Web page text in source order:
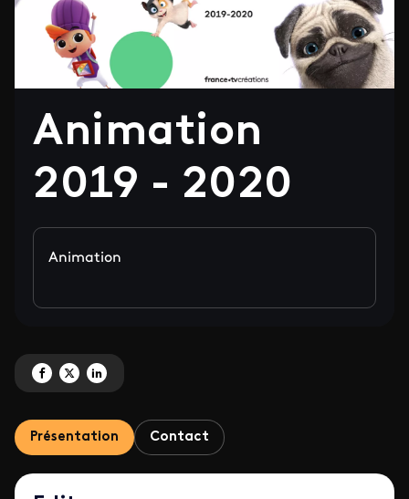
Animation
2019 - 2020
Animation
Partagez 'Animation 2019 - 2020' sur Facebook
Partagez 'Animation 2019 - 2020' sur X
Partagez 'Animation 2019 - 2020' sur LinkedIn
Présentation Contact